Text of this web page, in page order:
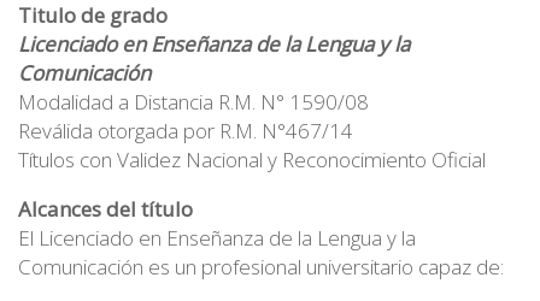
Titulo de grado
Licenciado en Enseñanza de la Lengua y la
Comunicación
Modalidad a Distancia R.M. N° 1590/08
Reválida otorgada por R.M. N°467/14
Títulos con Validez Nacional y Reconocimiento Oficial
Alcances del título
El Licenciado en Enseñanza de la Lengua y la
Comunicación es un profesional universitario capaz de: